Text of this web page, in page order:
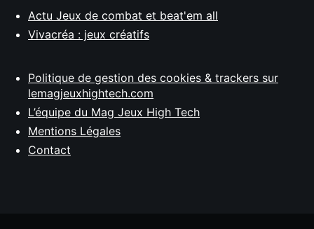
Actu Jeux de combat et beat'em all
Vivacréa : jeux créatifs
Politique de gestion des cookies & trackers sur
lemagjeuxhightech.com
L’équipe du Mag Jeux High Tech
Mentions Légales
Contact